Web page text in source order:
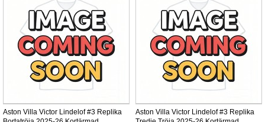
Aston Villa Victor Lindelof #3 Replika
Aston Villa Victor Lindelof #3 Replika